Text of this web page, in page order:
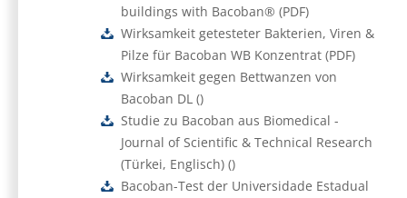
buildings with Bacoban® (PDF)
Wirksamkeit getesteter Bakterien, Viren &
Pilze für Bacoban WB Konzentrat (PDF)
Wirksamkeit gegen Bettwanzen von
Bacoban DL ()
Studie zu Bacoban aus Biomedical -
Journal of Scientific & Technical Research
(Türkei, Englisch) ()
Bacoban-Test der Universidade Estadual